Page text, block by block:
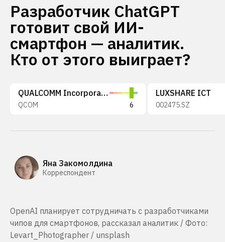
Разработчик ChatGPT
готовит свой ИИ-
смартфон — аналитик.
Кто от этого выиграет?
QUALCOMM Incorporated
QCOM 6
LUXSHARE ICT
002475.SZ
Яна Закомолдина
Корреспондент
OpenAI планирует сотрудничать с разработчиками
чипов для смартфонов, рассказал аналитик / Фото:
Levart_Photographer / unsplash